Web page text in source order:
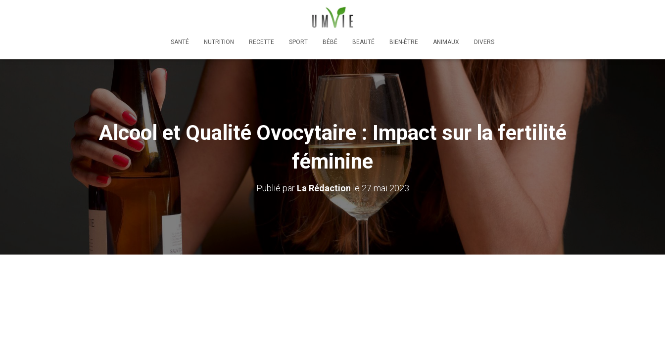
SANTÉ NUTRITION RECETTE SPORT BÉBÉ BEAUTÉ BIEN-ÊTRE ANIMAUX DIVERS
Alcool et Qualité Ovocytaire : Impact sur la fertilité
féminine
Publié par La Rédaction le 27 mai 2023